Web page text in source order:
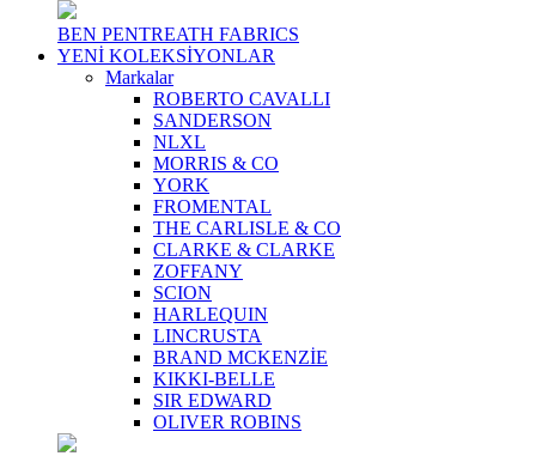
BEN PENTREATH FABRICS
YENİ KOLEKSİYONLAR
Markalar
ROBERTO CAVALLI
SANDERSON
NLXL
MORRIS & CO
YORK
FROMENTAL
THE CARLISLE & CO
CLARKE & CLARKE
ZOFFANY
SCION
HARLEQUIN
LINCRUSTA
BRAND MCKENZİE
KIKKI-BELLE
SIR EDWARD
OLIVER ROBINS